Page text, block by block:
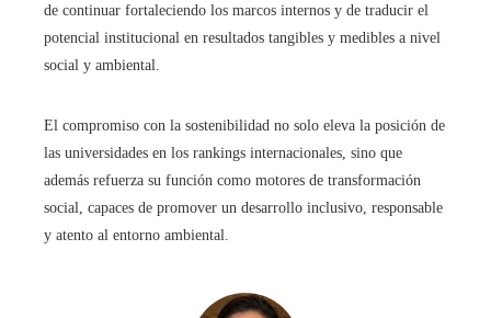
de continuar fortaleciendo los marcos internos y de traducir el
potencial institucional en resultados tangibles y medibles a nivel
social y ambiental.
El compromiso con la sostenibilidad no solo eleva la posición de
las universidades en los rankings internacionales, sino que
además refuerza su función como motores de transformación
social, capaces de promover un desarrollo inclusivo, responsable
y atento al entorno ambiental.